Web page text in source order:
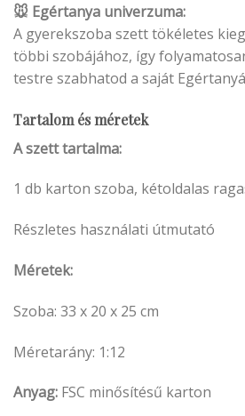
🐭 Egértanya univerzuma:
A gyerekszoba szett tökéletes
többi szobájához, így
testre szabhatod a saját
Tartalom és méretek
A szett tartalma:
1 db karton szoba, kétoldalas
Részletes használati útmutató
Méretek:
Szoba: 33 x 20 x 25 cm
Méretarány: 1:12
Anyag: FSC minősítésű karton